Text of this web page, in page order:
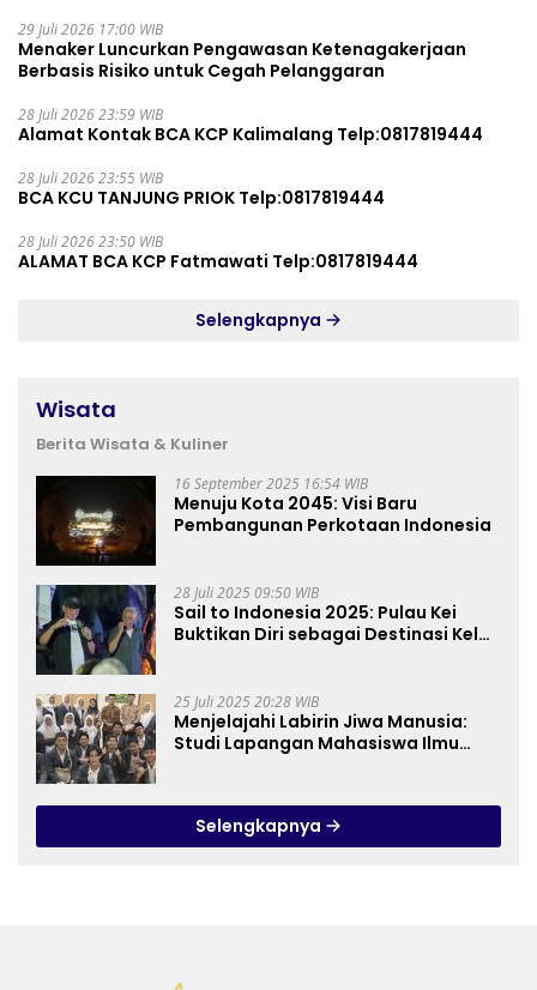
29 Juli 2026 17:00 WIB
Menaker Luncurkan Pengawasan Ketenagakerjaan
Berbasis Risiko untuk Cegah Pelanggaran
28 Juli 2026 23:59 WIB
Alamat Kontak BCA KCP Kalimalang Telp:0817819444
28 Juli 2026 23:55 WIB
BCA KCU TANJUNG PRIOK Telp:0817819444
28 Juli 2026 23:50 WIB
ALAMAT BCA KCP Fatmawati Telp:0817819444
Selengkapnya
Wisata
Berita Wisata & Kuliner
16 September 2025 16:54 WIB
Menuju Kota 2045: Visi Baru
Pembangunan Perkotaan Indonesia
28 Juli 2025 09:50 WIB
Sail to Indonesia 2025: Pulau Kei
Buktikan Diri sebagai Destinasi Kelas
25 Juli 2025 20:28 WIB
Menjelajahi Labirin Jiwa Manusia:
Studi Lapangan Mahasiswa Ilmu
Selengkapnya